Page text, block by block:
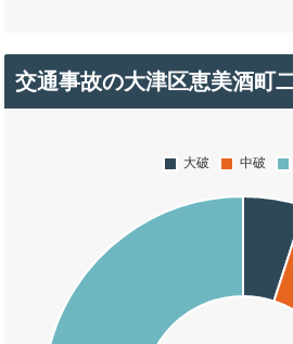
交通事故の大津区恵美酒町